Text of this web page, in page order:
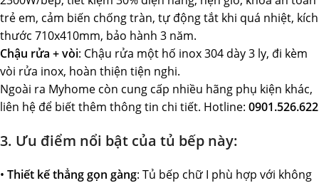
trẻ em, cảm biến chống tràn, tự động tắt khi quá nhiệt, kích
thước 710x410mm, bảo hành 3 năm.
Chậu rửa + vòi: Chậu rửa một hố inox 304 dày 3 ly, đi kèm
vòi rửa inox, hoàn thiện tiện nghi.
Ngoài ra Myhome còn cung cấp nhiều hãng phụ kiện khác,
liên hệ để biết thêm thông tin chi tiết. Hotline: 0901.526.622
3. Ưu điểm nổi bật của tủ bếp này:
• Thiết kế thẳng gọn gàng: Tủ bếp chữ I phù hợp với không